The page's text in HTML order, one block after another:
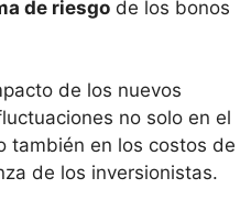
de riesgo de los bonos
de los nuevos
no solo en el
también en los costos de
de los inversionistas.